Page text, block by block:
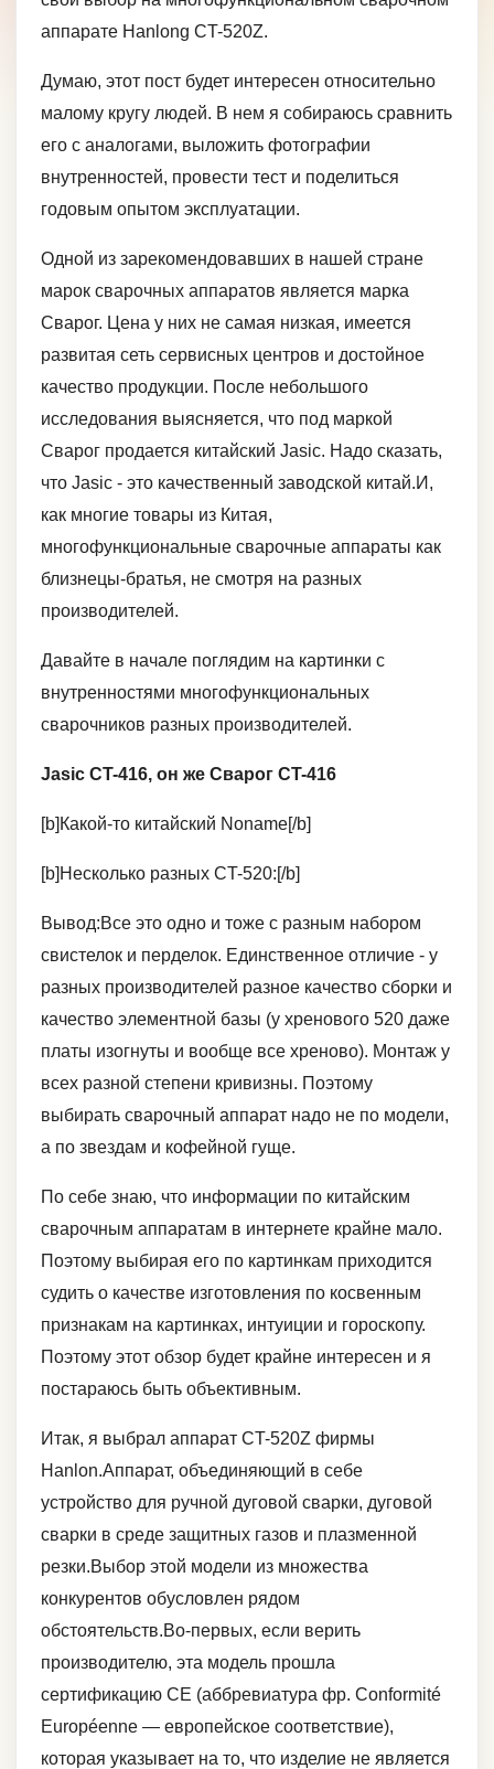
аппарате Hanlong CT-520Z.
Думаю, этот пост будет интересен относительно
малому кругу людей. В нем я собираюсь сравнить
его с аналогами, выложить фотографии
внутренностей, провести тест и поделиться
годовым опытом эксплуатации.
Одной из зарекомендовавших в нашей стране
марок сварочных аппаратов является марка
Сварог. Цена у них не самая низкая, имеется
развитая сеть сервисных центров и достойное
качество продукции. После небольшого
исследования выясняется, что под маркой
Сварог продается китайский Jasic. Надо сказать,
что Jasic - это качественный заводской китай.И,
как многие товары из Китая,
многофункциональные сварочные аппараты как
близнецы-братья, не смотря на разных
производителей.
Давайте в начале поглядим на картинки с
внутренностями многофункциональных
сварочников разных производителей.
Jasic CT-416, он же Сварог CT-416
[b]Какой-то китайский Noname[/b]
[b]Несколько разных CT-520:[/b]
Вывод:Все это одно и тоже с разным набором
свистелок и перделок. Единственное отличие - у
разных производителей разное качество сборки и
качество элементной базы (у хренового 520 даже
платы изогнуты и вообще все хреново). Монтаж у
всех разной степени кривизны. Поэтому
выбирать сварочный аппарат надо не по модели,
а по звездам и кофейной гуще.
По себе знаю, что информации по китайским
сварочным аппаратам в интернете крайне мало.
Поэтому выбирая его по картинкам приходится
судить о качестве изготовления по косвенным
признакам на картинках, интуиции и гороскопу.
Поэтому этот обзор будет крайне интересен и я
постараюсь быть объективным.
Итак, я выбрал аппарат CT-520Z фирмы
Hanlon.Аппарат, объединяющий в себе
устройство для ручной дуговой сварки, дуговой
сварки в среде защитных газов и плазменной
резки.Выбор этой модели из множества
конкурентов обусловлен рядом
обстоятельств.Во-первых, если верить
производителю, эта модель прошла
сертификацию CE (аббревиатура фр. Conformité
Européenne — европейское соответствие),
которая указывает на то, что изделие не является